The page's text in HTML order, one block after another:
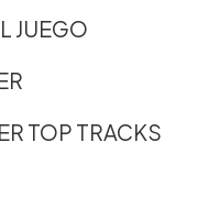
JUEGO
TOP TRACKS